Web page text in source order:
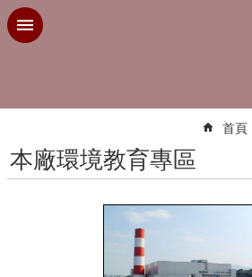
跳到主要內容區塊
首頁
本廠環境教育專區